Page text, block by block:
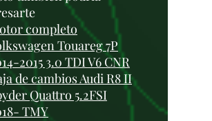
completo
Touareg 7P
2015 3.0 TDI V6 CNR
de cambios Audi R8 II
Quattro 5.2FSI
TMY